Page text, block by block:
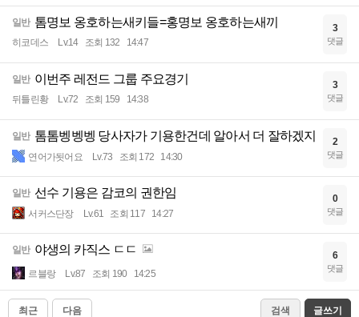
일반 톰명보 옹호하는새키들=홍명보 옹호하는새끼
히코데스 Lv.14 조회 132 14:47
3
댓글
일반 이번주 레전드 그룹 주요경기
뒤틀린황 Lv.72 조회 159 14:38
3
댓글
일반 톰톰벵벵벵 당사자가 기용한건데 알아서 더 잘하겠지
연어가됫어요 Lv.73 조회 172 14:30
2
댓글
일반 선수 기용은 감코의 권한임
서커스단장 Lv.61 조회 117 14:27
0
댓글
일반 야생의 카직스 ㄷㄷ
르블랑 Lv.87 조회 190 14:25
6
댓글
최근 다음 검색 글쓰기